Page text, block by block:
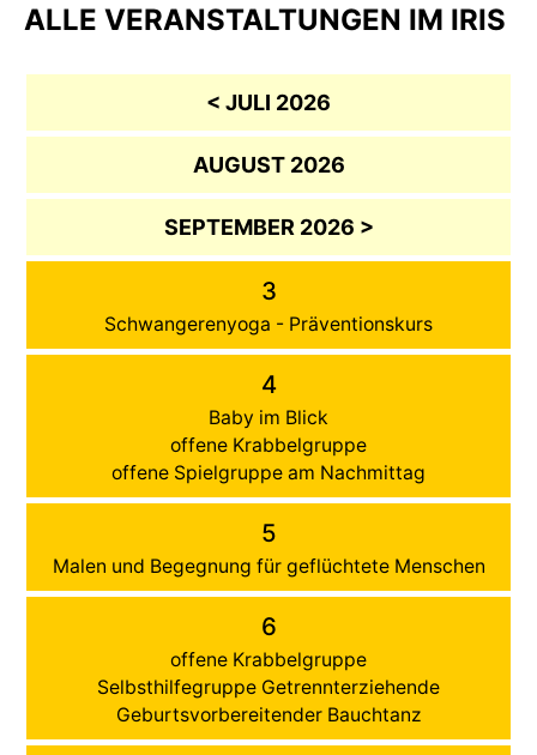
ALLE VERANSTALTUNGEN IM IRIS
< JULI 2026
AUGUST 2026
SEPTEMBER 2026 >
3
Schwangerenyoga - Präventionskurs
4
Baby im Blick
offene Krabbelgruppe
offene Spielgruppe am Nachmittag
5
Malen und Begegnung für geflüchtete Menschen
6
offene Krabbelgruppe
Selbsthilfegruppe Getrennterziehende
Geburtsvorbereitender Bauchtanz